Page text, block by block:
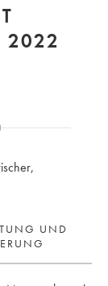
CHÂTEAU DE CHAMIREY 2022
UND